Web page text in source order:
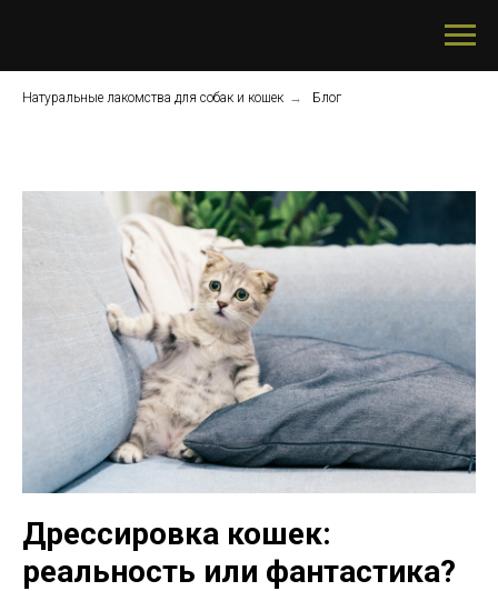
Натуральные лакомства для собак и кошек → Блог
Дрессировка кошек:
реальность или фантастика?